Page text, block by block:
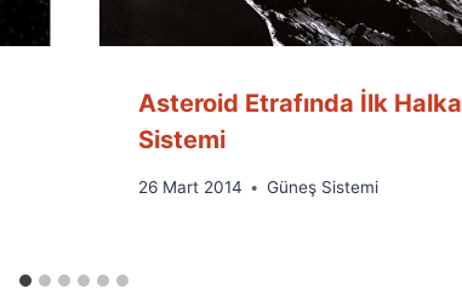
Asteroid Etrafında İlk Halka
Sistemi
By
26 Mart 2014 Güneş Sistemi